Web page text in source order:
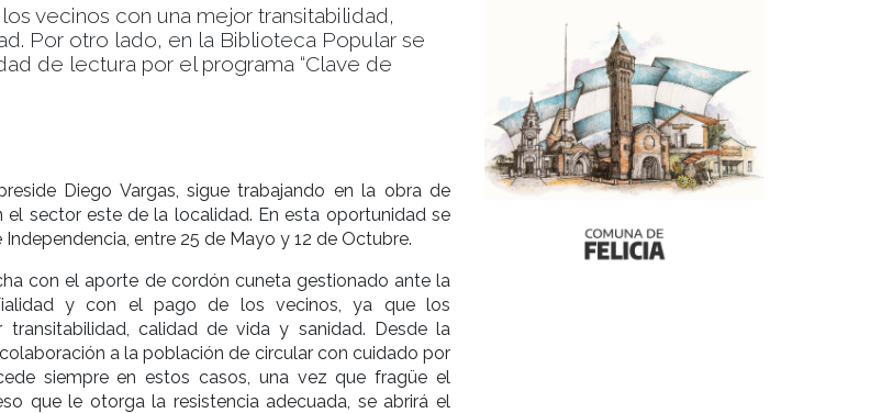
vecinos con una mejor transitabilidad,
Por otro lado, en la Biblioteca Popular se
de lectura por el programa “Clave de
Diego Vargas, sigue trabajando en la obra de
sector este de la localidad. En esta oportunidad se
entre 25 de Mayo y 12 de Octubre.
con el aporte de cordón cuneta gestionado ante la
y con el pago de los vecinos, ya que los
transitabilidad, calidad de vida y sanidad. Desde la
a la población de circular con cuidado por
siempre en estos casos, una vez que fragüe el
que le otorga la resistencia adecuada, se abrirá el